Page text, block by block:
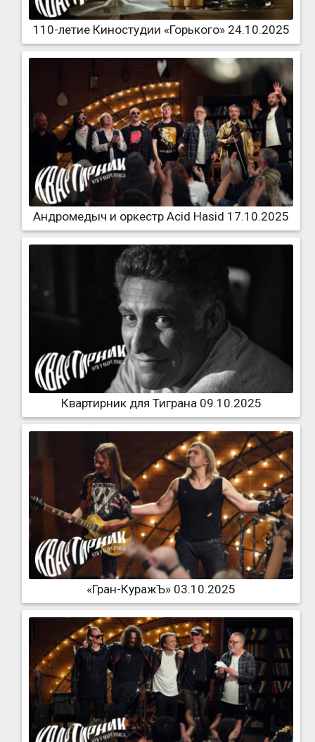
110-летие Киностудии «Горького» 24.10.2025
Андромедыч и оркестр Acid Hasid 17.10.2025
Квартирник для Тиграна 09.10.2025
«Гран-КуражЪ» 03.10.2025